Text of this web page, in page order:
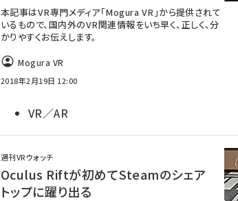
本記事はVR専門メディア「Mogura VR」から提供されて
いるもので、国内外のVR関連情報をいち早く、正しく、分
かりやすくお伝えします。
Mogura VR
2018年2月19日 12:00
VR／AR
週刊VRウォッチ
Oculus Riftが初めてSteamのシェア
トップに躍り出る